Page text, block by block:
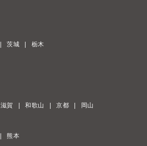
茨城 栃木
滋賀 和歌山 京都 岡山
熊本